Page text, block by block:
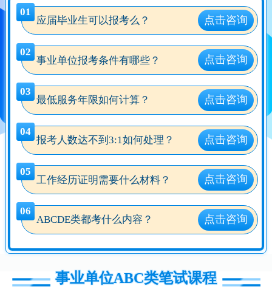
01
应届毕业生可以报考么？ 点击咨询
02
事业单位报考条件有哪些？ 点击咨询
03
最低服务年限如何计算？ 点击咨询
04
报考人数达不到3:1如何处理？ 点击咨询
05
工作经历证明需要什么材料？ 点击咨询
06
ABCDE类都考什么内容？ 点击咨询
事业单位ABC类笔试课程